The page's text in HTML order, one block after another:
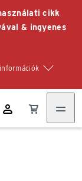
cikk
& ingyenes